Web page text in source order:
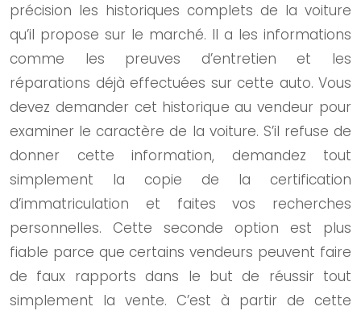
précision les historiques complets de la voiture
qu’il propose sur le marché. Il a les informations
comme les preuves d’entretien et les
réparations déjà effectuées sur cette auto. Vous
devez demander cet historique au vendeur pour
examiner le caractère de la voiture. S’il refuse de
donner cette information, demandez tout
simplement la copie de la certification
d’immatriculation et faites vos recherches
personnelles. Cette seconde option est plus
fiable parce que certains vendeurs peuvent faire
de faux rapports dans le but de réussir tout
simplement la vente. C’est à partir de cette